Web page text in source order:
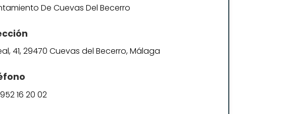
De Cuevas Del Becerro
41, 29470 Cuevas del Becerro, Málaga
16 20 02